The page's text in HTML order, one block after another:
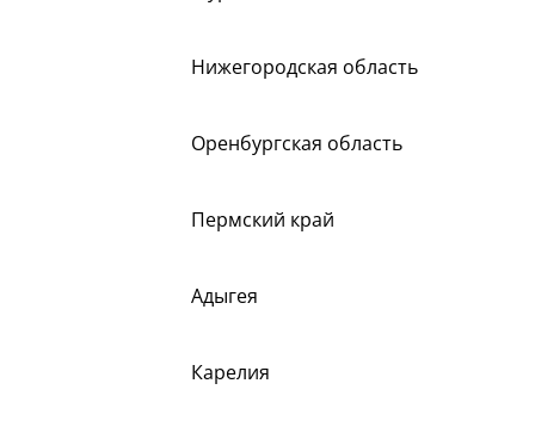
Нижегородская область
Оренбургская область
Пермский край
Адыгея
Карелия